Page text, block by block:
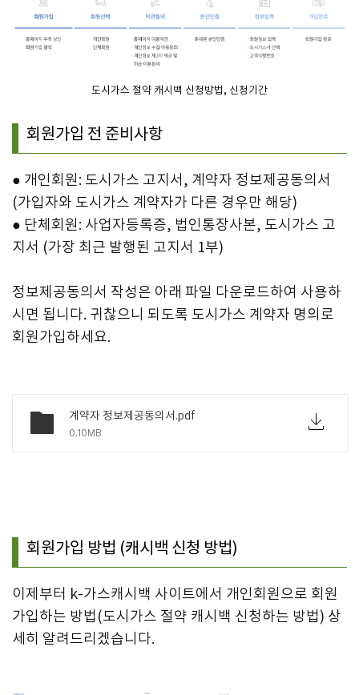
도시가스 절약 캐시백 신청방법, 신청기간
회원가입 전 준비사항
● 개인회원: 도시가스 고지서, 계약자 정보제공동의서
(가입자와 도시가스 계약자가 다른 경우만 해당)
● 단체회원: 사업자등록증, 법인통장사본, 도시가스 고
지서 (가장 최근 발행된 고지서 1부)
정보제공동의서 작성은 아래 파일 다운로드하여 사용하
시면 됩니다. 귀찮으니 되도록 도시가스 계약자 명의로
회원가입하세요.
계약자 정보제공동의서.pdf
0.10MB
회원가입 방법 (캐시백 신청 방법)
이제부터 k-가스캐시백 사이트에서 개인회원으로 회원
가입하는 방법(도시가스 절약 캐시백 신청하는 방법) 상
세히 알려드리겠습니다.